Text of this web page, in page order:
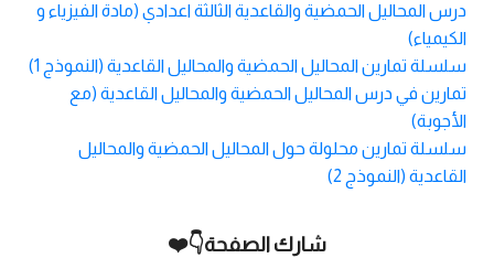
درس المحاليل الحمضية والقاعدية الثالثة اعدادي (مادة الفيزياء و
الكيمياء)
سلسلة تمارين المحاليل الحمضية والمحاليل القاعدية (النموذج 1)
تمارين في درس المحاليل الحمضية والمحاليل القاعدية (مع
الأجوبة)
سلسلة تمارين محلولة حول المحاليل الحمضية والمحاليل
القاعدية (النموذج 2)
شارك الصفحة👇❤️